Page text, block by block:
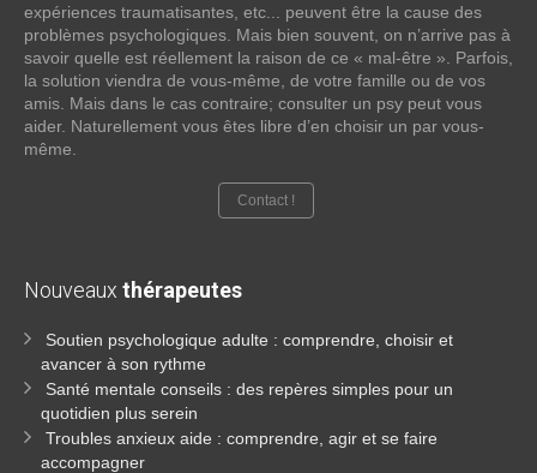
expériences traumatisantes, etc... peuvent être la cause des
problèmes psychologiques. Mais bien souvent, on n’arrive pas à
savoir quelle est réellement la raison de ce « mal-être ». Parfois,
la solution viendra de vous-même, de votre famille ou de vos
amis. Mais dans le cas contraire; consulter un psy peut vous
aider. Naturellement vous êtes libre d’en choisir un par vous-
même.
Contact !
Nouveaux thérapeutes
Soutien psychologique adulte : comprendre, choisir et
avancer à son rythme
Santé mentale conseils : des repères simples pour un
quotidien plus serein
Troubles anxieux aide : comprendre, agir et se faire
accompagner